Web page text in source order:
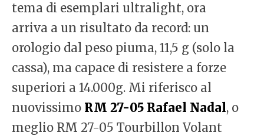
tema di esemplari ultralight, ora
arriva a un risultato da record: un
orologio dal peso piuma, 11,5 g (solo la
cassa), ma capace di resistere a forze
superiori a 14.000g. Mi riferisco al
nuovissimo RM 27-05 Rafael Nadal, o
meglio RM 27-05 Tourbillon Volant